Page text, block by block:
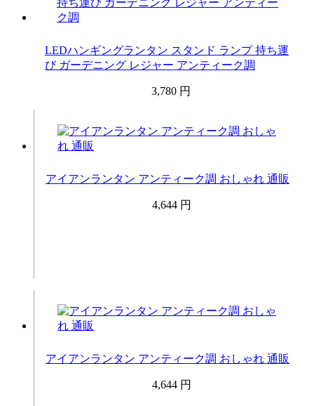
LEDハンギングランタン スタンド ランプ 持ち運
び ガーデニング レジャー アンティーク調
3,780 円
アイアンランタン アンティーク調 おしゃれ 通販
4,644 円
アイアンランタン アンティーク調 おしゃれ 通販
4,644 円